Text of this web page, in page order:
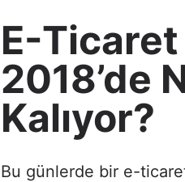
E-
2018’de
Kalıyor?
Bu günlerde bir e-